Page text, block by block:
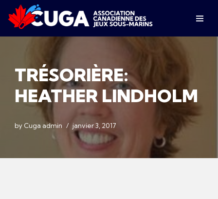
Skip
to
TRÉSORIÈRE:
HEATHER LINDHOLM
by Cuga admin janvier 3, 2017